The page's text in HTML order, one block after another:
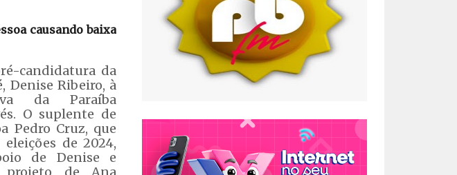
causando baixa
candidatura da
Denise Ribeiro, à
da Paraíba
O suplente de
Pedro Cruz, que
de 2024,
de Denise e